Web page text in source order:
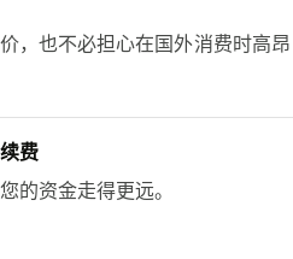
，也不必担心在国外消费时高昂
费
的资金走得更远。